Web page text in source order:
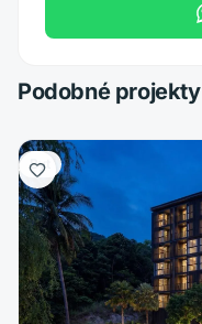
Podobné projekty
Byt